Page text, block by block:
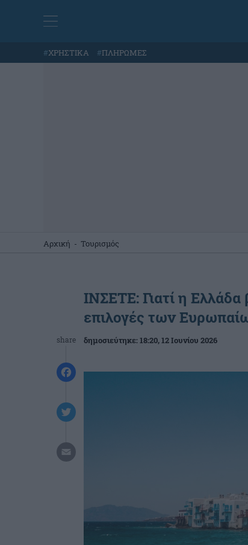
#ΧΡΗΣΤΙΚΑ #ΠΛΗΡΩΜΕΣ
Αρχική - Τουρισμός
share
ΙΝΣΕΤΕ: Γιατί η
επιλογές των
δημοσιεύτηκε:18:20, 12 Ιουνίου 2026